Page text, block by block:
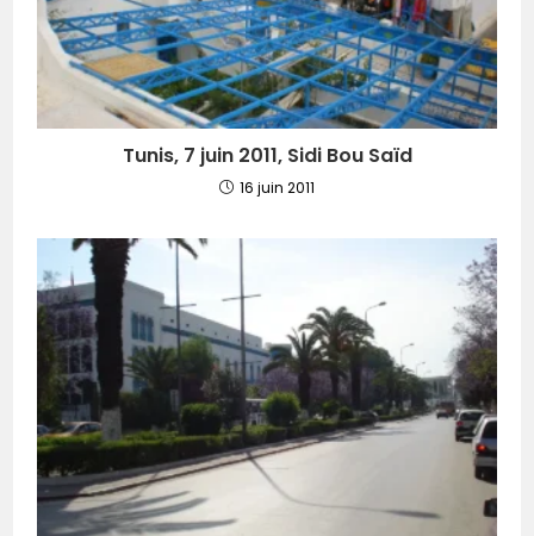
Tunis, 7 juin 2011, Sidi Bou Saïd
16 juin 2011